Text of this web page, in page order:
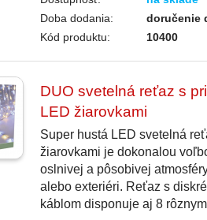
Doba dodania:
doručenie
Kód produktu:
10400
DUO svetelná reťaz s
LED žiarovkami
Super hustá LED svetelná
žiarovkami je dokonalou
oslnivej a pôsobivej
alebo exteriéri. Reťaz s
káblom disponuje aj 8